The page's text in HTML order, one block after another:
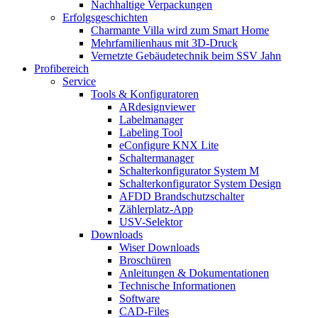
Nachhaltige Verpackungen
Erfolgsgeschichten
Charmante Villa wird zum Smart Home
Mehrfamilienhaus mit 3D-Druck
Vernetzte Gebäudetechnik beim SSV Jahn
Profibereich
Service
Tools & Konfiguratoren
ARdesignviewer
Labelmanager
Labeling Tool
eConfigure KNX Lite
Schaltermanager
Schalterkonfigurator System M
Schalterkonfigurator System Design
AFDD Brandschutzschalter
Zählerplatz-App
USV-Selektor
Downloads
Wiser Downloads
Broschüren
Anleitungen & Dokumentationen
Technische Informationen
Software
CAD-Files